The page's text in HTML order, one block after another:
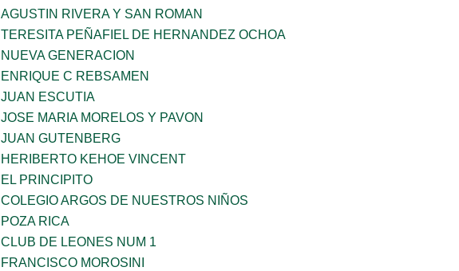
AGUSTIN RIVERA Y SAN ROMAN
TERESITA PEÑAFIEL DE HERNANDEZ OCHOA
NUEVA GENERACION
ENRIQUE C REBSAMEN
JUAN ESCUTIA
JOSE MARIA MORELOS Y PAVON
JUAN GUTENBERG
HERIBERTO KEHOE VINCENT
EL PRINCIPITO
COLEGIO ARGOS DE NUESTROS NIÑOS
POZA RICA
CLUB DE LEONES NUM 1
FRANCISCO MOROSINI